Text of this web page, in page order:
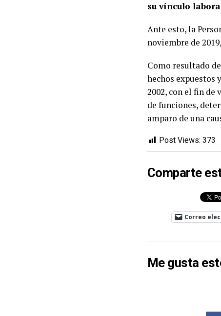
su vínculo
Ante esto, la
noviembre de
Como resultado
hechos expuestos
2002, con el fin
de funciones,
amparo de una
Post Views: 373
Comparte
Correo
Me gusta